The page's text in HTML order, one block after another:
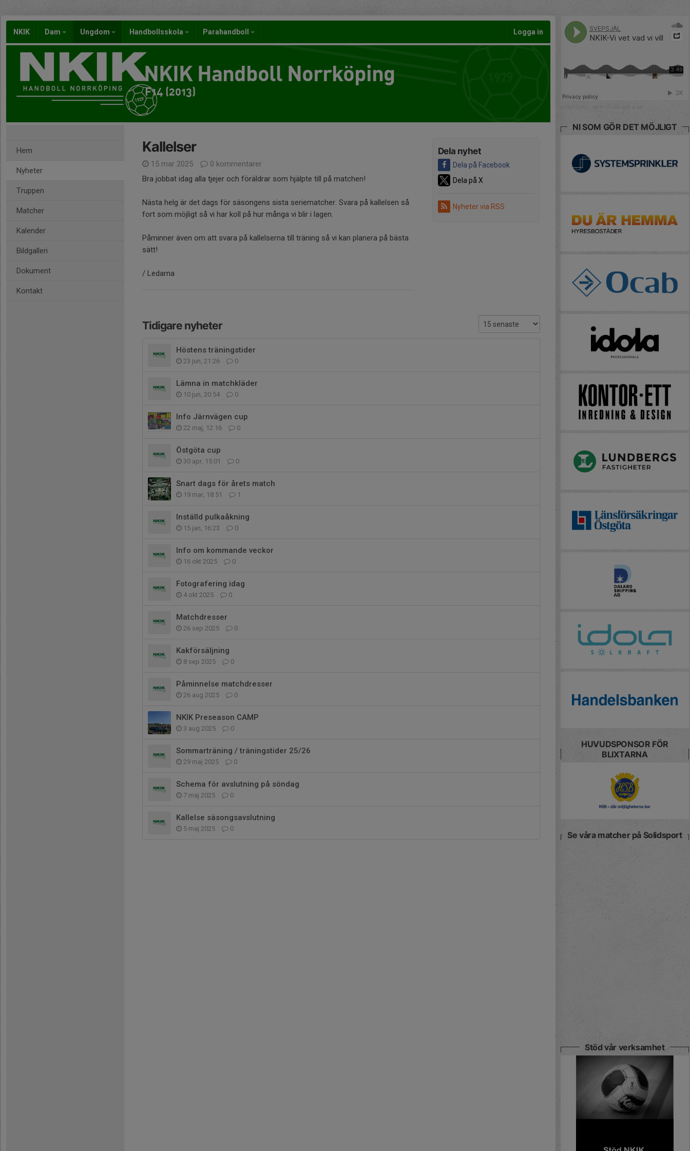
NKIK Dam Ungdom Handbollsskola Parahandboll Logga in
NKIK Handboll Norrköping
F14 (2013)
Hem
Nyheter
Truppen
Matcher
Kalender
Bildgalleri
Dokument
Kontakt
Dela nyhet
Dela på Facebook
Dela på X
Nyheter via RSS
Kallelser
15 mar 2025
0 kommentarer
Bra jobbat idag alla tjejer och föräldrar som hjälpte till på matchen!
Nästa helg är det dags för säsongens sista seriematcher. Svara på kallelsen så
fort som möjligt så vi har koll på hur många vi blir i lagen.
Påminner även om att svara på kallelserna till träning så vi kan planera på bästa
sätt!
/ Ledarna
Tidigare nyheter
Höstens träningstider
23 jun, 21:26 0
Lämna in matchkläder
10 jun, 20:54 0
Info Järnvägen cup
22 maj, 12:16 0
Östgöta cup
30 apr, 15:01 0
Snart dags för årets match
19 mar, 18:51 1
Inställd pulkaåkning
15 jan, 16:23 0
Info om kommande veckor
16 okt 2025 0
Fotografering idag
4 okt 2025 0
Matchdresser
26 sep 2025 0
Kakförsäljning
8 sep 2025 0
Påminnelse matchdresser
26 aug 2025 0
NKIK Preseason CAMP
3 aug 2025 0
Sommarträning / träningstider 25/26
29 maj 2025 0
Schema för avslutning på söndag
7 maj 2025 0
Kallelse säsongsavslutning
5 maj 2025 0
NI SOM GÖR DET MÖJLIGT
HUVUDSPONSOR FÖR
BLIXTARNA
Se våra matcher på Solidsport
Stöd vår verksamhet